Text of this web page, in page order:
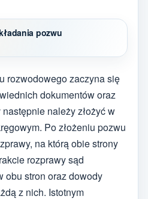
pozwu
rozwodowego zaczyna się
dokumentów oraz
należy złożyć w
Po złożeniu pozwu
na którą obie strony
rozprawy sąd
obu stron oraz dowody
z nich. Istotnym